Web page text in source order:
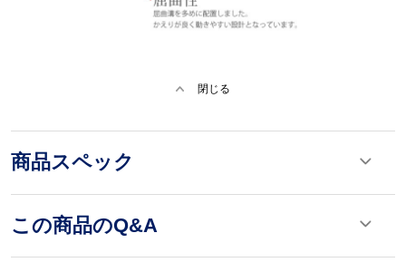
閉じる
商品スペック
この商品のQ&A